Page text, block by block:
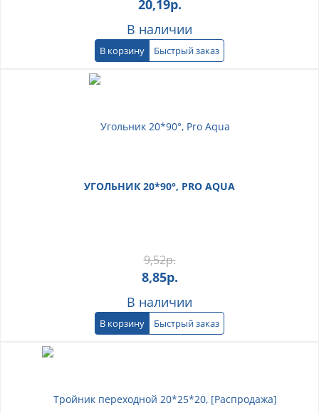
20,19р.
В наличии
В корзину Быстрый заказ
УГОЛЬНИК 20*90°, PRO AQUA
9,52р.
8,85р.
В наличии
В корзину Быстрый заказ